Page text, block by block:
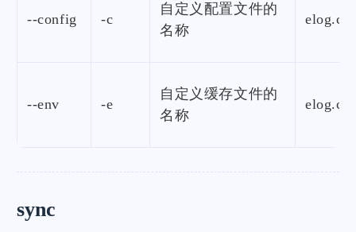
--config -c
自定义配置文件的
名称
--env -e
自定义缓存文件的
名称
sync